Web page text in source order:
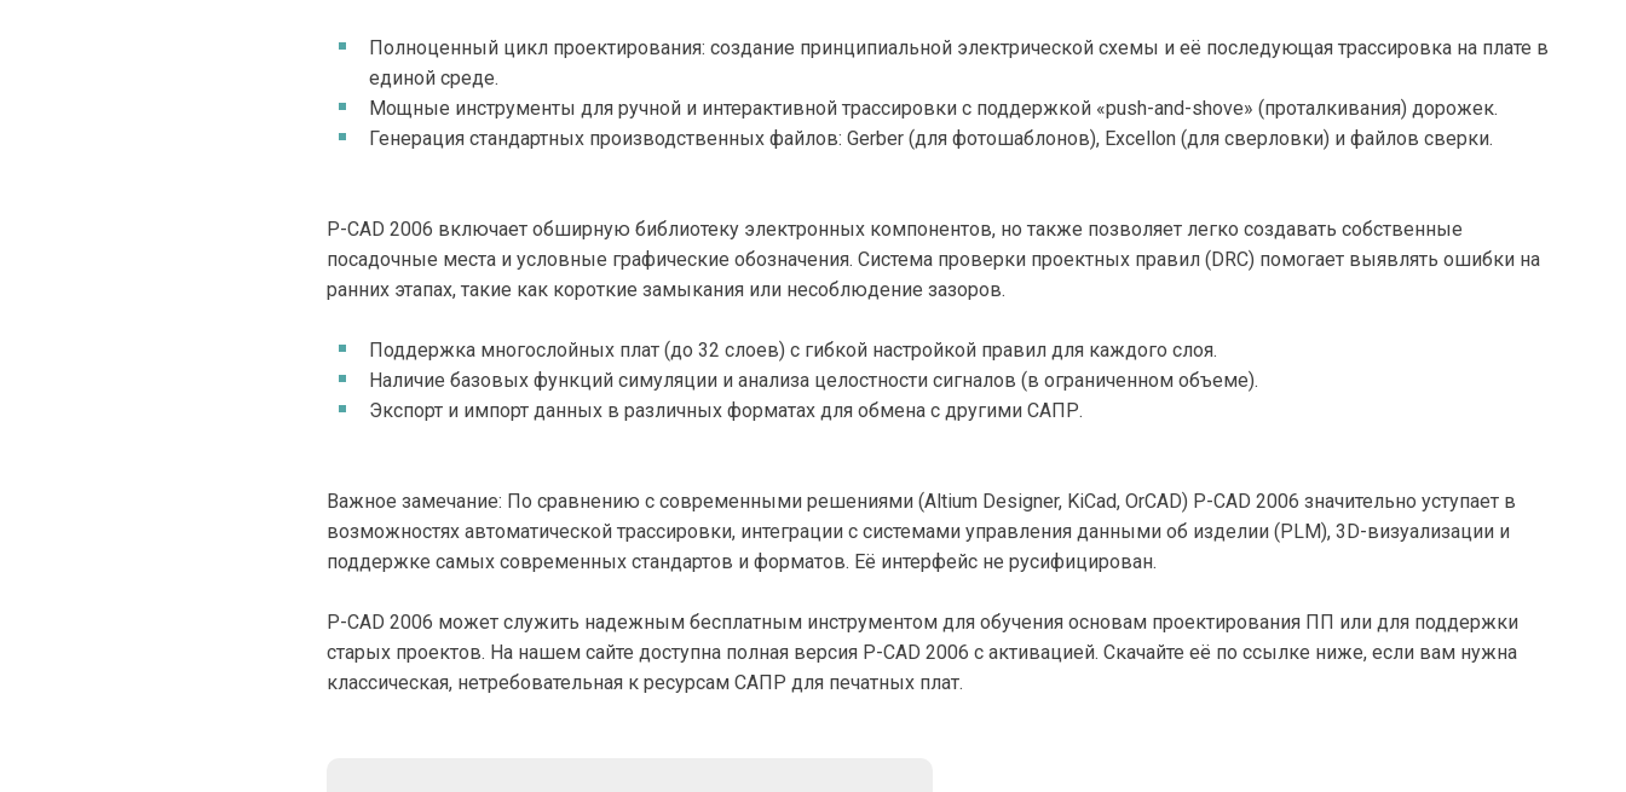
Полноценный цикл проектирования: создание принципиальной электрической схемы и её последующая трассировка на плате в
единой среде.
Мощные инструменты для ручной и интерактивной трассировки с поддержкой «push-and-shove» (проталкивания) дорожек.
Генерация стандартных производственных файлов: Gerber (для фотошаблонов), Excellon (для сверловки) и файлов сверки.
P-CAD 2006 включает обширную библиотеку электронных компонентов, но также позволяет легко создавать собственные
посадочные места и условные графические обозначения. Система проверки проектных правил (DRC) помогает выявлять ошибки на
ранних этапах, такие как короткие замыкания или несоблюдение зазоров.
Поддержка многослойных плат (до 32 слоев) с гибкой настройкой правил для каждого слоя.
Наличие базовых функций симуляции и анализа целостности сигналов (в ограниченном объеме).
Экспорт и импорт данных в различных форматах для обмена с другими САПР.
Важное замечание: По сравнению с современными решениями (Altium Designer, KiCad, OrCAD) P-CAD 2006 значительно уступает в
возможностях автоматической трассировки, интеграции с системами управления данными об изделии (PLM), 3D-визуализации и
поддержке самых современных стандартов и форматов. Её интерфейс не русифицирован.
P-CAD 2006 может служить надежным бесплатным инструментом для обучения основам проектирования ПП или для поддержки
старых проектов. На нашем сайте доступна полная версия P-CAD 2006 с активацией. Скачайте её по ссылке ниже, если вам нужна
классическая, нетребовательная к ресурсам САПР для печатных плат.